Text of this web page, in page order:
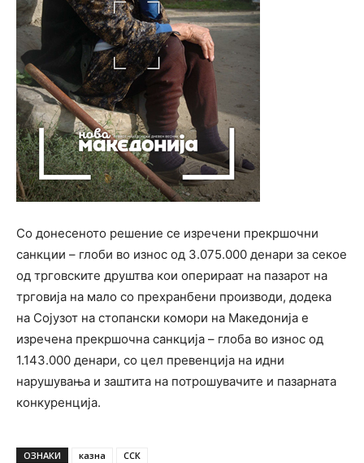
Со донесеното решение се изречени прекршочни
санкции – глоби во износ од 3.075.000 денари за секое
од трговските друштва кои оперираат на пазарот на
трговија на мало со прехранбени производи, додека
на Сојузот на стопански комори на Македонија е
изречена прекршочна санкција – глоба во износ од
1.143.000 денари, со цел превенција на идни
нарушувања и заштита на потрошувачите и пазарната
конкуренција.
ОЗНАКИ казна ССК